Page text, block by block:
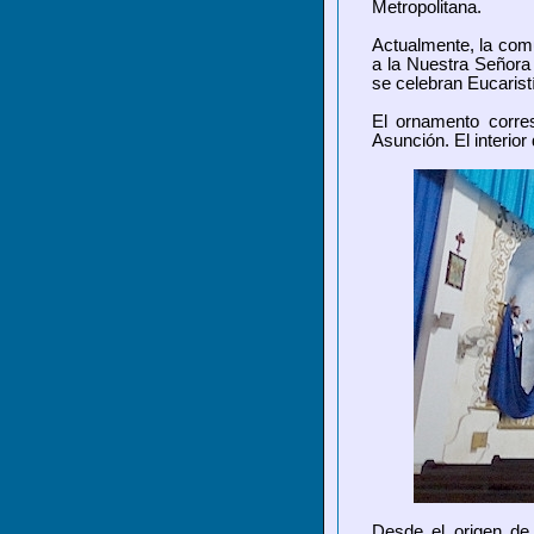
Metropolitana.
Actualmente, la
a la Nuestra
se celebran
El ornamento
Asunción. El interior